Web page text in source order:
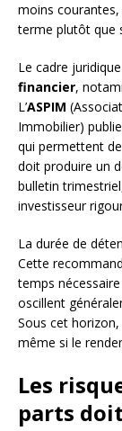
moins
terme plutôt que
Le cadre
financier,
L’ASPIM
Immobilier)
qui permettent
doit produire un
bulletin
investisseur
La durée de
Cette
temps
oscillent
Sous cet
même si le
Les
parts